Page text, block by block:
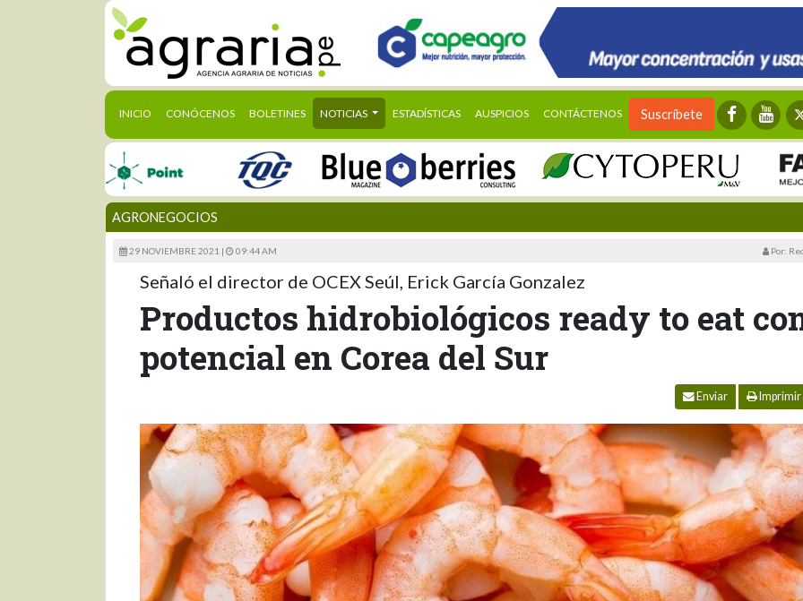
INICIO (CURRENT)
CONÓCENOS BOLETINES NOTICIAS ESTADÍSTICAS AUSPICIOS CONTÁCTENOS Suscríbete
AGRONEGOCIOS
29 NOVIEMBRE 2021 | 09:44 AM Por:
Señaló el director de OCEX Seúl, Erick García Gonzalez
Productos hidrobiológicos ready to eat
potencial en Corea del Sur
Enviar Imprimir